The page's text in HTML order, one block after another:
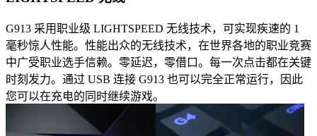
G913 采用职业级 LIGHTSPEED 无线技术，可实现疾速的 1
毫秒惊人性能。性能出众的无线技术，在世界各地的职业竞赛
中广受职业选手信赖。零延迟，零借口。每一次点击都在关键
时刻发力。通过 USB 连接 G913 也可以完全正常运行，因此
您可以在充电的同时继续游戏。